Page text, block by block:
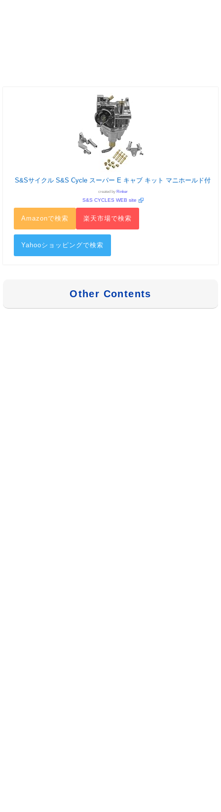
S&Sサイクル S&S Cycle スーパー E キャブ キット マニホールド付
created by Rinker
S&S CYCLES WEB site
Amazonで検索 楽天市場で検索
Yahooショッピングで検索
Other Contents